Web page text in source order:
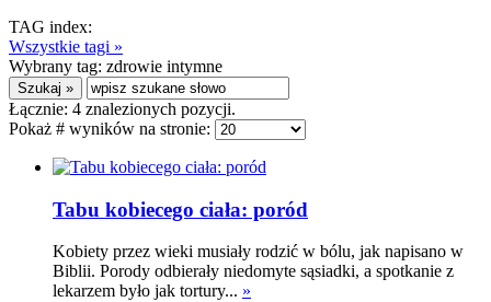
TAG index:
Wszystkie tagi »
Wybrany tag: zdrowie intymne
Łącznie: 4 znalezionych pozycji.
Pokaż # wyników na stronie:
Tabu kobiecego ciała: poród
Kobiety przez wieki musiały rodzić w bólu, jak napisano w
Biblii. Porody odbierały niedomyte sąsiadki, a spotkanie z
lekarzem było jak tortury... »